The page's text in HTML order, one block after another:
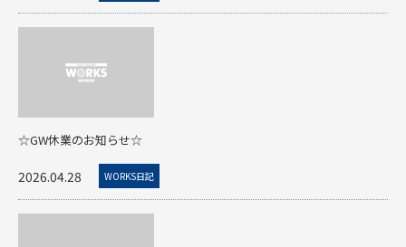
☆GW休業のお知らせ☆
2026.04.28 WORKS日記